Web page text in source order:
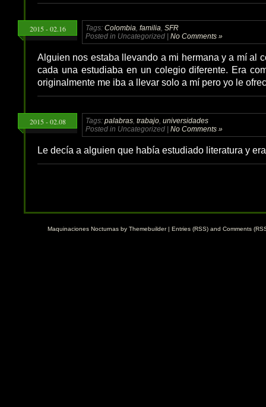
2015 - 02.16 Tags: Colombia familia SFR
Posted in Uncategorized | No Comments »
Alguien nos estaba llevando a mi hermana y a mí al
cada una estudiaba en un colegio diferente. Era
originalmente me iba a llevar solo a mí pero yo le
2015 - 02.08 Tags: palabras trabajo universidades
Posted in Uncategorized | No Comments »
Le decía a alguien que había estudiado literatura y
Maquinaciones Nocturnas by Themebuilder| Entries (RSS) and Comments